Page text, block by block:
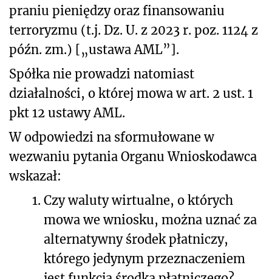
praniu pieniędzy oraz finansowaniu
terroryzmu (t.j. Dz. U. z 2023 r. poz. 1124 z
późn. zm.) [„ustawa AML”].
Spółka nie prowadzi natomiast
działalności, o której mowa w art. 2 ust. 1
pkt 12 ustawy AML.
W odpowiedzi na sformułowane w
wezwaniu pytania Organu Wnioskodawca
wskazał:
1. Czy waluty wirtualne, o których
mowa we wniosku, można uznać za
alternatywny środek płatniczy,
którego jedynym przeznaczeniem